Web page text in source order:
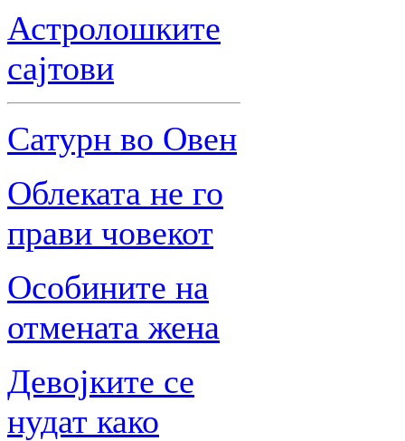
Астролошките
сајтови
Сатурн во Овен
Облеката не го
прави човекот
Особините на
отмената жена
Девојките се
нудат како